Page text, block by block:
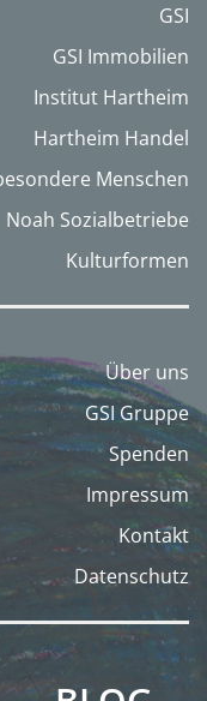
GSI
GSI Immobilien
Institut Hartheim
Hartheim Handel
Menschen
Noah Sozialbetriebe
Kulturformen
Über uns
GSI Gruppe
Spenden
Impressum
Kontakt
Datenschutz